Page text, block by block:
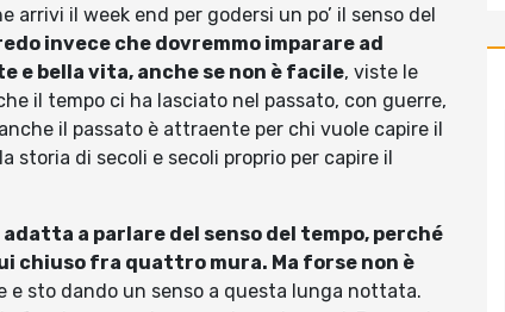
il week end per godersi un po’ il senso del
invece che dovremmo imparare ad
e bella vita, anche se non è facile, viste le
il tempo ci ha lasciato nel passato, con guerre,
il passato è attraente per chi vuole capire il
storia di secoli e secoli proprio per capire il
a parlare del senso del tempo, perché
chiuso fra quattro mura. Ma forse non è
e sto dando un senso a questa lunga nottata.